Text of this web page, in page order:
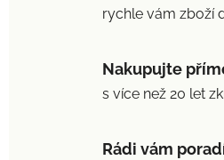
rychle vám zboží
Nakupujte
s více než 20 let
Rádi vám